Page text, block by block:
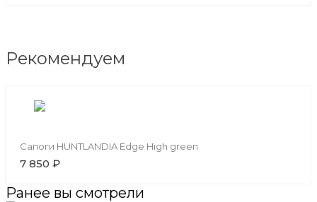
Рекомендуем
Сапоги HUNTLANDIA Edge High green
7 850 ₽
Ранее вы смотрели